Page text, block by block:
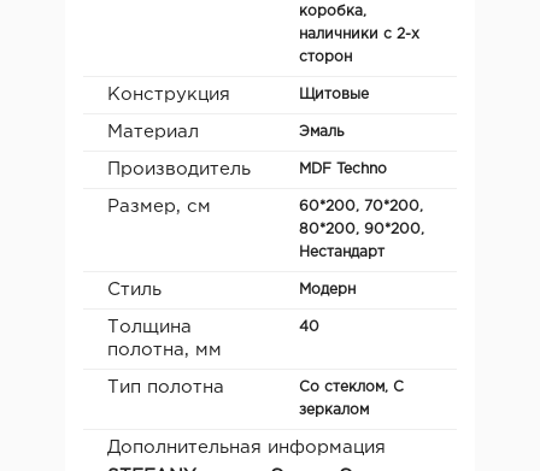
коробка,
наличники с 2-х
сторон
Конструкция Щитовые
Материал Эмаль
Производитель MDF Teсhno
Размер, см
60*200, 70*200,
80*200, 90*200,
Нестандарт
Стиль Модерн
Толщина
полотна, мм
40
Тип полотна
Со стеклом, С
зеркалом
Дополнительная информация